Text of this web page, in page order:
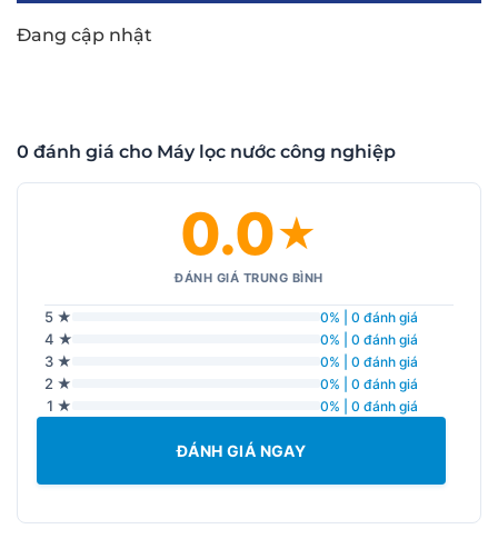
Đang cập nhật
0 đánh giá cho Máy lọc nước công nghiệp
0.0★
ĐÁNH GIÁ TRUNG BÌNH
5 ★ 0% | 0 đánh giá
4 ★ 0% | 0 đánh giá
3 ★ 0% | 0 đánh giá
2 ★ 0% | 0 đánh giá
1 ★ 0% | 0 đánh giá
ĐÁNH GIÁ NGAY